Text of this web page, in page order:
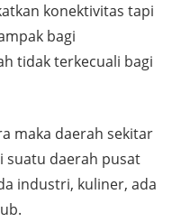
konektivitas tapi
bagi
tidak terkecuali bagi
maka daerah sekitar
suatu daerah pusat
industri, kuliner, ada